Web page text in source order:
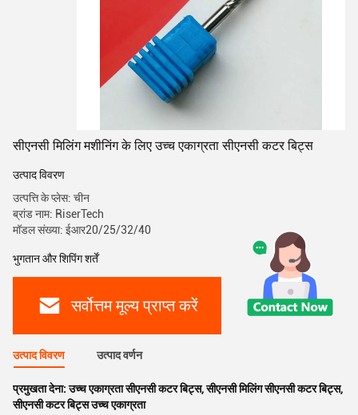
सीएनसी मिलिंग मशीनिंग के लिए उच्च एकाग्रता सीएनसी कटर बिट्स
उत्पाद विवरण
उत्पत्ति के प्लेस: चीन
ब्रांड नाम: RiserTech
मॉडल संख्या: ईआर20/25/32/40
भुगतान और शिपिंग शर्तें
सर्वोत्तम मूल्य प्राप्त करें
उत्पाद विवरण उत्पाद वर्णन
प्रमुखता देना:उच्च एकाग्रता सीएनसी कटर बिट्स,सीएनसी मिलिंग सीएनसी कटर बिट्स,
सीएनसी कटर बिट्स उच्च एकाग्रता